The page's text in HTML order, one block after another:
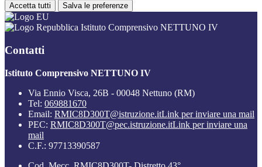
Accetta tutti Salva le preferenze
Istituto Comprensivo NETTUNO IV
Contatti
Istituto Comprensivo NETTUNO IV
Via Ennio Visca, 26B - 00048 Nettuno (RM)
Tel: 069881670
Email: RMIC8D300T@istruzione.itLink per inviare una mail
PEC: RMIC8D300T@pec.istruzione.itLink per inviare una
mail
C.F.: 97713390587